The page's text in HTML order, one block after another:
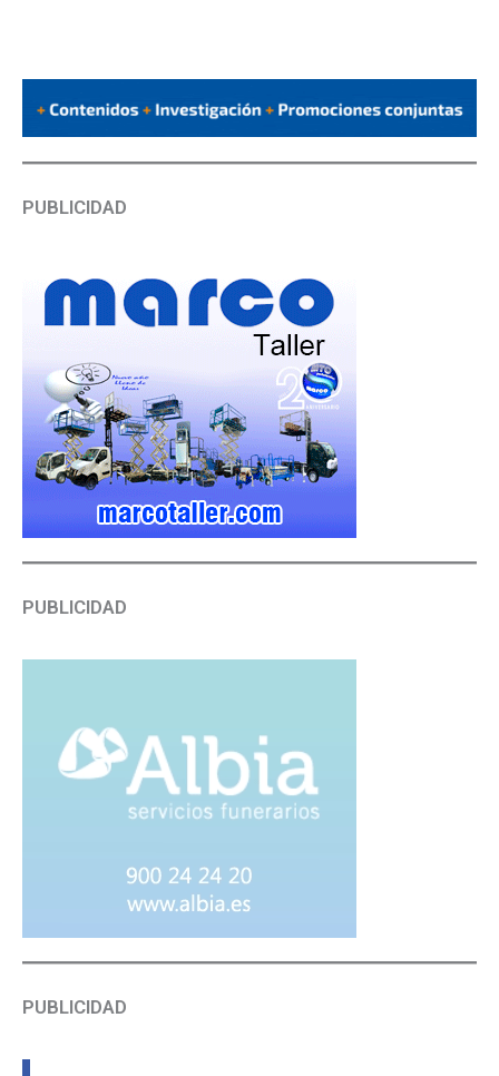
PUBLICIDAD
PUBLICIDAD
PUBLICIDAD